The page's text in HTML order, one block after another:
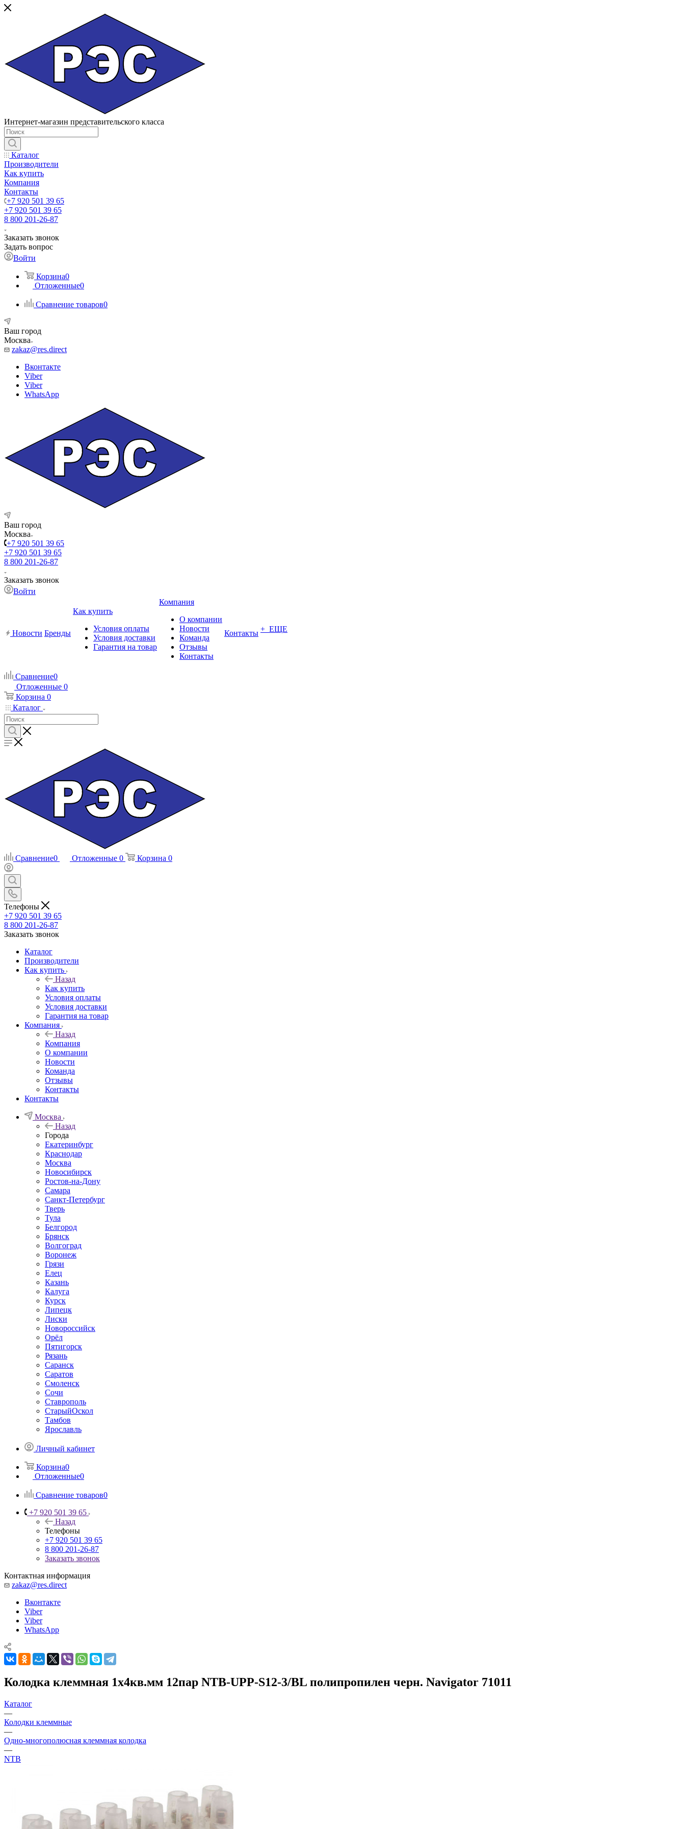
Интернет-магазин представительского класса
Каталог
Производители
Как купить
Компания
Контакты
+7 920 501 39 65
+7 920 501 39 65
8 800 201-26-87
Заказать звонок
Задать вопрос
Войти
Корзина0
Отложенные0
Сравнение товаров0
Ваш город
Москва
zakaz@res.direct
Вконтакте
Viber
Viber
WhatsApp
Ваш город
Москва
+7 920 501 39 65
+7 920 501 39 65
8 800 201-26-87
Заказать звонок
Войти
Новости Бренды
Как купить
Условия оплаты
Условия доставки
Гарантия на товар
Компания
О компании
Новости
Команда
Отзывы
Контакты
Контакты + ЕЩЕ
Сравнение0
Отложенные 0
Корзина 0
Каталог
Сравнение0 Отложенные 0 Корзина 0
Телефоны
+7 920 501 39 65
8 800 201-26-87
Заказать звонок
Каталог
Производители
Как купить
Назад
Как купить
Условия оплаты
Условия доставки
Гарантия на товар
Компания
Назад
Компания
О компании
Новости
Команда
Отзывы
Контакты
Контакты
Москва
Назад
Города
Екатеринбург
Краснодар
Москва
Новосибирск
Ростов-на-Дону
Самара
Санкт-Петербург
Тверь
Тула
Белгород
Брянск
Волгоград
Воронеж
Грязи
Елец
Казань
Калуга
Курск
Липецк
Лиски
Новороссийск
Орёл
Пятигорск
Рязань
Саранск
Саратов
Смоленск
Сочи
Ставрополь
СтарыйОскол
Тамбов
Ярославль
Личный кабинет
Корзина0
Отложенные0
Сравнение товаров0
+7 920 501 39 65
Назад
Телефоны
+7 920 501 39 65
8 800 201-26-87
Заказать звонок
Контактная информация
zakaz@res.direct
Вконтакте
Viber
Viber
WhatsApp
Колодка клеммная 1х4кв.мм 12пар NTB-UPP-S12-3/BL полипропилен черн. Navigator 71011
Каталог
—
Колодки клеммные
—
Одно-многополюсная клеммная колодка
—
NTB